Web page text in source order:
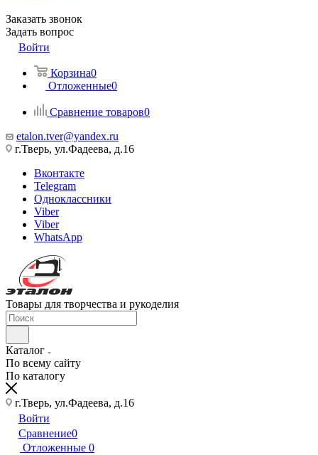
Заказать звонок
Задать вопрос
Войти
Корзина0
Отложенные0
Сравнение товаров0
etalon.tver@yandex.ru
г.Тверь, ул.Фадеева, д.16
Вконтакте
Telegram
Одноклассники
Viber
Viber
WhatsApp
Товары для творчества и рукоделия
Каталог
По всему сайту
По каталогу
г.Тверь, ул.Фадеева, д.16
Войти
Сравнение0
Отложенные 0